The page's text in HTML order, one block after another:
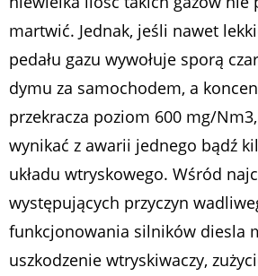
martwić. Jednak, jeśli nawet
pedału gazu wywołuje sporą
dymu za samochodem, a
przekracza poziom 600 mg/
wynikać z awarii jednego bądź
układu wtryskowego. Wśród
występujących przyczyn
funkcjonowania silników diesla
uszkodzenie wtryskiwaczy,